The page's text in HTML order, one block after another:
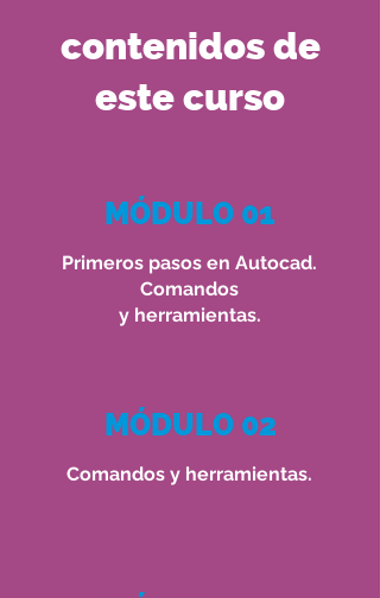
contenidos de
este curso
MÓDULO 01
Primeros pasos en Autocad.
Comandos
y herramientas.
MÓDULO 02
Comandos y herramientas.